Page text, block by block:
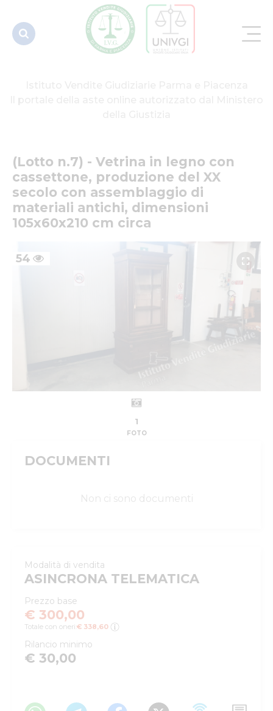
secolo con
a...
(Lotto n.7) - Vetrina in legno con
cassettone, produzione del XX
secolo con assemblaggio di
materiali antichi, dimensioni
105x60x210 cm circa
54
1
FOTO
DOCUMENTI
Non ci sono documenti
Modalità di vendita
ASINCRONA TELEMATICA
Prezzo base
€ 300,00
Totale con oneri: € 338,60
Rilancio minimo
€ 30,00